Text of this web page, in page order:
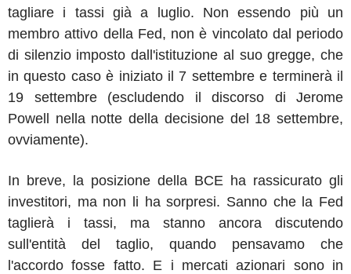
tagliare i tassi già a luglio. Non essendo più un
membro attivo della Fed, non è vincolato dal periodo
di silenzio imposto dall'istituzione al suo gregge, che
in questo caso è iniziato il 7 settembre e terminerà il
19 settembre (escludendo il discorso di Jerome
Powell nella notte della decisione del 18 settembre,
ovviamente).
In breve, la posizione della BCE ha rassicurato gli
investitori, ma non li ha sorpresi. Sanno che la Fed
taglierà i tassi, ma stanno ancora discutendo
sull'entità del taglio, quando pensavamo che
l'accordo fosse fatto. E i mercati azionari sono in